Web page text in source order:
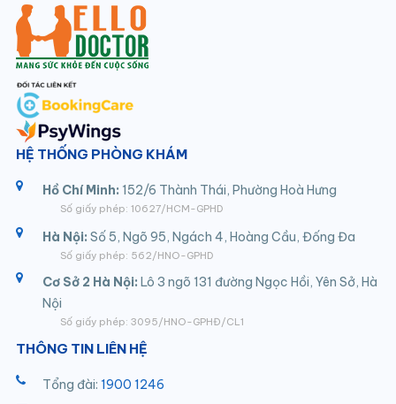
HỆ THỐNG PHÒNG KHÁM
Hồ Chí Minh: 152/6 Thành Thái, Phường Hoà Hưng
Số giấy phép: 10627/HCM-GPHD
Hà Nội: Số 5, Ngõ 95, Ngách 4, Hoàng Cầu, Đống Đa
Số giấy phép: 562/HNO-GPHD
Cơ Sở 2 Hà Nội: Lô 3 ngõ 131 đường Ngọc Hồi, Yên Sở, Hà
Nội
Số giấy phép: 3095/HNO-GPHĐ/CL1
THÔNG TIN LIÊN HỆ
Tổng đài: 1900 1246